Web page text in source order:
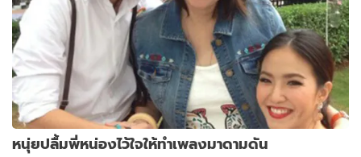
หนุ่ยปลื้มพี่หน่องไว้ใจให้ทำเพลงมาดามดัน